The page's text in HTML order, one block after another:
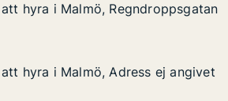
Regndroppsgatan
hyra i Malmö, Regndroppsgatan
hyra i Malmö, Regndroppsgatan
Adress ej angivet
hyra i Malmö, Adress ej angivet
hyra i Malmö, Adress ej angivet